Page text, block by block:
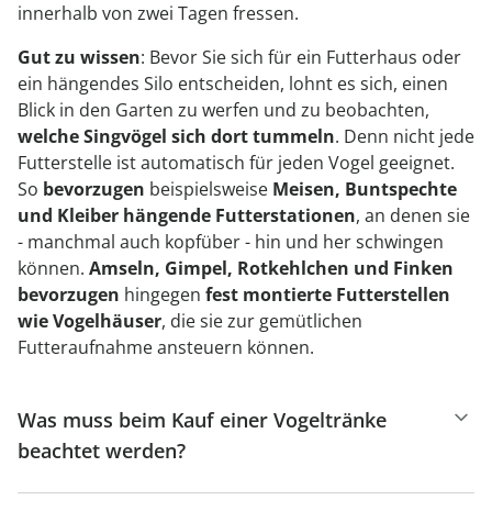
innerhalb von zwei Tagen fressen.
Gut zu wissen: Bevor Sie sich für ein Futterhaus oder
ein hängendes Silo entscheiden, lohnt es sich, einen
Blick in den Garten zu werfen und zu beobachten,
welche Singvögel sich dort tummeln. Denn nicht jede
Futterstelle ist automatisch für jeden Vogel geeignet.
So bevorzugen beispielsweise Meisen, Buntspechte
und Kleiber hängende Futterstationen, an denen sie
- manchmal auch kopfüber - hin und her schwingen
können. Amseln, Gimpel, Rotkehlchen und Finken
bevorzugen hingegen fest montierte Futterstellen
wie Vogelhäuser, die sie zur gemütlichen
Futteraufnahme ansteuern können.
Was muss beim Kauf einer Vogeltränke
beachtet werden?